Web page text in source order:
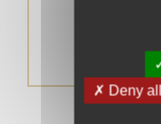
Deny